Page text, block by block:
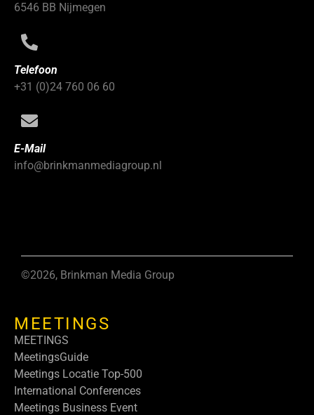
6546 BB Nijmegen
Telefoon
+31 (0)24 760 06 60
E-Mail
info@brinkmanmediagroup.nl
©2026, Brinkman Media Group
MEETINGS
MEETINGS
MeetingsGuide
Meetings Locatie Top-500
International Conferences
Meetings Business Event